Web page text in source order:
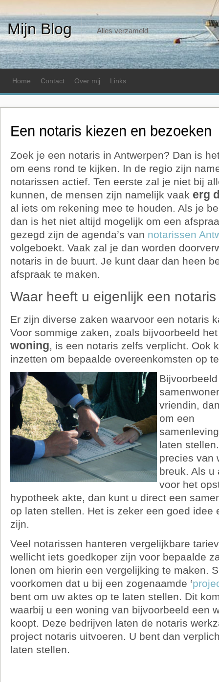
Mijn Blog Alles verzameld
Home Contact Over mij Links
Een notaris kiezen en bezoeken
Zoek je een notaris in Antwerpen? Dan is
om eens rond te kijken. In de regio zijn
notarissen actief. Ten eerste zal je niet bij
kunnen, de mensen zijn namelijk vaak erg
al iets om rekening mee te houden. Als je
dan is het niet altijd mogelijk om een
gezegd zijn de agenda’s van notarissen
volgeboekt. Vaak zal je dan worden
notaris in de buurt. Je kunt daar dan heen
afspraak te maken.
Waar heeft u eigenlijk een
Er zijn diverse zaken waarvoor een notaris
Voor sommige zaken, zoals bijvoorbeeld
woning, is een notaris zelfs verplicht. Ook
inzetten om bepaalde overeenkomsten op
vriendin,
om een
laten
precies van
breuk. Als u
voor het
hypotheek akte, dan kunt u direct een
op laten stellen. Het is zeker een goed idee
zijn.
Veel notarissen hanteren vergelijkbare
wellicht iets goedkoper zijn voor bepaalde
lonen om hierin een vergelijking te maken.
voorkomen dat u bij een zogenaamde ‘
bent om uw aktes op te laten stellen. Dit
waarbij u een woning van bijvoorbeeld een
koopt. Deze bedrijven laten de notaris
project notaris uitvoeren. U bent dan
laten stellen.